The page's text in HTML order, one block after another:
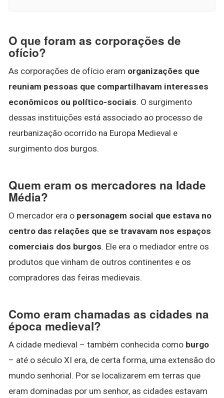
O que foram as corporações de
ofício?
As corporações de ofício eram organizações que
reuniam pessoas que compartilhavam interesses
econômicos ou político-sociais. O surgimento
dessas instituições está associado ao processo de
reurbanização ocorrido na Europa Medieval e
surgimento dos burgos.
Quem eram os mercadores na Idade
Média?
O mercador era o personagem social que estava no
centro das relações que se travavam nos espaços
comerciais dos burgos. Ele era o mediador entre os
produtos que vinham de outros continentes e os
compradores das feiras medievais.
Como eram chamadas as cidades na
época medieval?
A cidade medieval – também conhecida como burgo
– até o século XI era, de certa forma, uma extensão do
mundo senhorial. Por se localizarem em terras que
eram dominadas por um senhor, as cidades estavam